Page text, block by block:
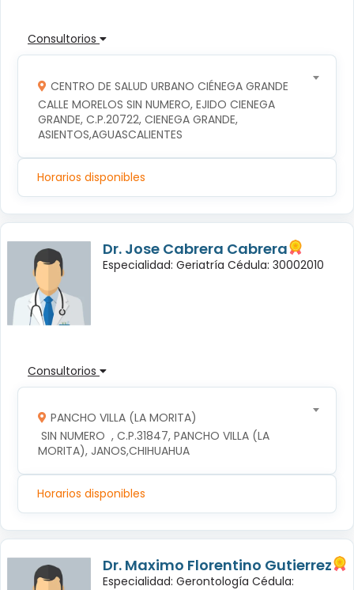
Consultorios
CENTRO DE SALUD URBANO CIÉNEGA GRANDE
CALLE MORELOS SIN NUMERO, EJIDO CIENEGA
GRANDE, C.P.20722, CIENEGA GRANDE,
ASIENTOS,AGUASCALIENTES
Horarios disponibles
Dr. Jose Cabrera Cabrera
Especialidad: Geriatría Cédula: 30002010
Consultorios
PANCHO VILLA (LA MORITA)
MORITA), JANOS,CHIHUAHUA
Horarios disponibles
Dr. Maximo Florentino Gutierrez
Especialidad: Gerontología Cédula: